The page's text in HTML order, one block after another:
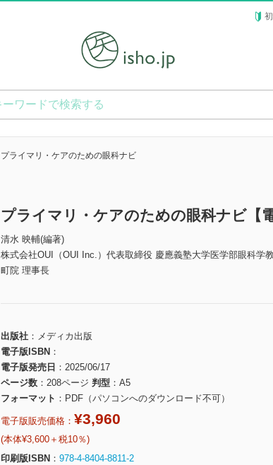
プライマリ・ケアのための眼科ナビ
プライマリ・ケアのための眼科ナビ【電
清水 映輔(編著)
株式会社OUI（OUI Inc.）代表取締役 慶應義塾大学医学部眼科学
町院 理事長
出版社
メディカ出版
電子版ISBN
電子版発売日
2025/06/17
ページ数
208ページ 判型
A5
フォーマット
PDF（パソコンへのダウンロード不可）
電子版販売価格： ¥3,960
(本体¥3,600＋税10％)
印刷版ISBN
978-4-8404-8811-2